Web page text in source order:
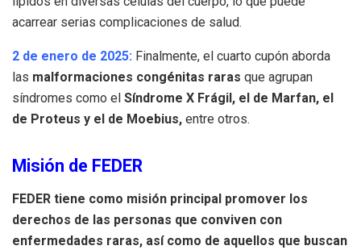
acarrear serias complicaciones de salud.
2 de enero de 2025: Finalmente, el cuarto cupón aborda
las malformaciones congénitas raras que agrupan
síndromes como el Síndrome X Frágil, el de Marfan, el
de Proteus y el de Moebius, entre otros.
Misión de FEDER
FEDER tiene como misión principal promover los
derechos de las personas que conviven con
enfermedades raras, así como de aquellos que buscan